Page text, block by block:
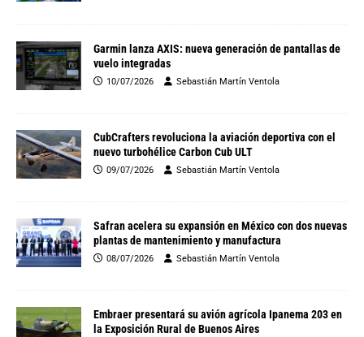
Garmin lanza AXIS: nueva generación de pantallas de
vuelo integradas
10/07/2026 Sebastián Martín Ventola
CubCrafters revoluciona la aviación deportiva con el
nuevo turbohélice Carbon Cub ULT
09/07/2026 Sebastián Martín Ventola
Safran acelera su expansión en México con dos nuevas
plantas de mantenimiento y manufactura
08/07/2026 Sebastián Martín Ventola
Embraer presentará su avión agrícola Ipanema 203 en
la Exposición Rural de Buenos Aires